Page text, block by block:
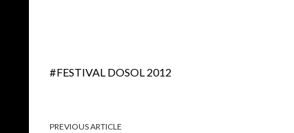
FESTIVAL DOSOL 2012
PREVIOUS ARTICLE